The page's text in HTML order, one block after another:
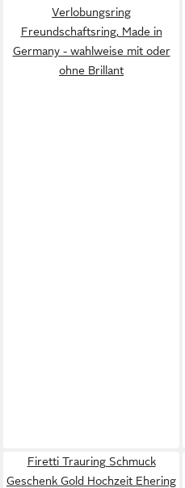
Verlobungsring
Freundschaftsring, Made in
Germany - wahlweise mit oder
ohne Brillant
Firetti Trauring Schmuck
Geschenk Gold Hochzeit Ehering